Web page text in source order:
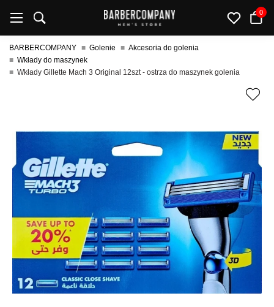
0
BARBERCOMPANY Golenie
Akcesoria do golenia
Wkłady do maszynek
Wkłady Gillette Mach 3 Original 12szt - ostrza do maszynek golenia